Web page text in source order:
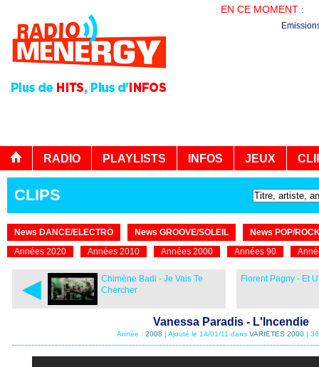
EN CE MOMENT :
RADIO PLAYLISTS INFOS JEUX
CLIPS
News DANCE/ELECTRO News GROOVE/SOLEIL
News POP/
Années 2020
Années 2010 Années 2000 Années 90
◄
Chimène Badi - Je Vais Te
Chercher
Florent Pagny - Et
Vanessa Paradis - L'Incendie
Année : 2008 | Ajouté le 14/01/11 dans VARIETES 2000 |